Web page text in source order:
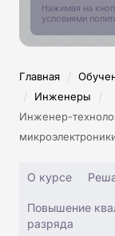
Нажимая на
условиями
Главная /
/ Инженеры /
Инженер-
О курсе
Повышение
разряда